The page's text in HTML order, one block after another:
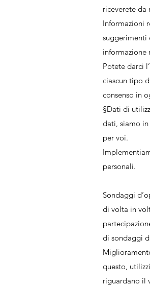
riceverete da
Informazioni
suggerimenti
informazione
Potete darci
ciascun tipo
consenso in
§Dati di
dati, siamo
per voi.
personali.
Sondaggi
di volta in
di sondaggi
questo,
riguardano il